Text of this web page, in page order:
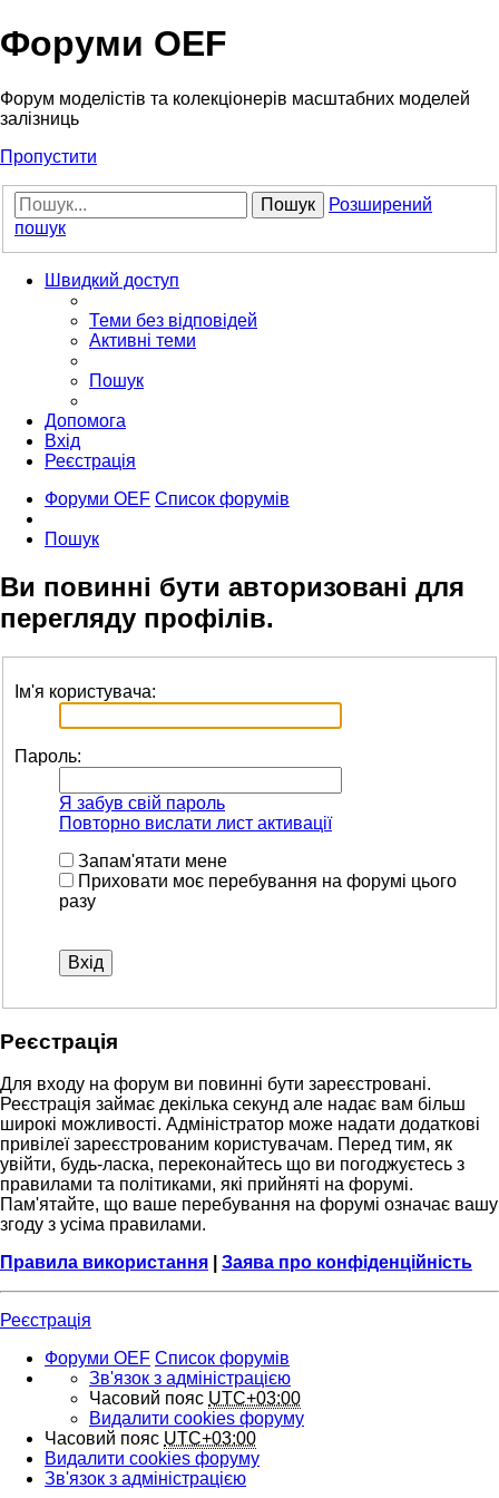
Форуми OEF
Форум моделістів та колекціонерів масштабних моделей
залізниць
Пропустити
Пошук
Розширений
пошук
Швидкий доступ
Теми без відповідей
Активні теми
Пошук
Допомога
Вхід
Реєстрація
Форуми OEF Список форумів
Пошук
Ви повинні бути авторизовані для
перегляду профілів.
Ім'я користувача:
Пароль:
Я забув свій пароль
Повторно вислати лист активації
Запам'ятати мене
Приховати моє перебування на форумі цього
разу
Реєстрація
Для входу на форум ви повинні бути зареєстровані.
Реєстрація займає декілька секунд але надає вам більш
широкі можливості. Адміністратор може надати додаткові
привілеї зареєстрованим користувачам. Перед тим, як
увійти, будь-ласка, переконайтесь що ви погоджуєтесь з
правилами та політиками, які прийняті на форумі.
Пам'ятайте, що ваше перебування на форумі означає вашу
згоду з усіма правилами.
Правила використання
Заява про конфіденційність
Реєстрація
Форуми OEF Список форумів
Зв'язок з адміністрацією
Часовий пояс UTC+03:00
Видалити cookies форуму
Часовий пояс UTC+03:00
Видалити cookies форуму
Зв'язок з адміністрацією